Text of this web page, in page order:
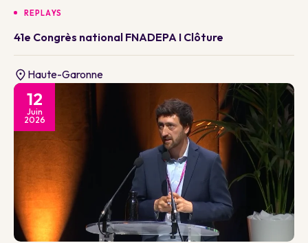
REPLAYS
41e Congrès national FNADEPA I Clôture
Haute-Garonne
12
Juin
2026